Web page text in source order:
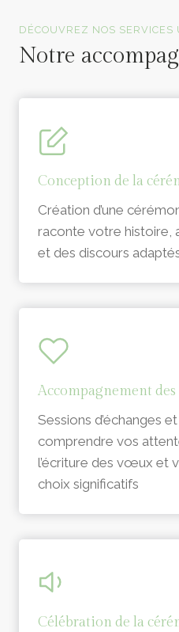
DÉCOUVREZ NOS SERVICES
Notre
Conception de la
Création d’une
raconte votre histoire,
et des discours
Accompagnement
Sessions d’échanges
comprendre vos
l’écriture des vœux et
choix significatifs
Célébration de la